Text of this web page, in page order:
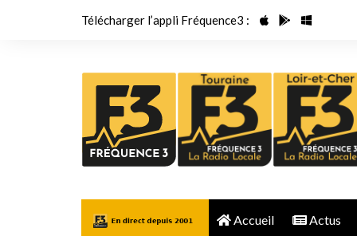
Télécharger l’appli Fréquence3 :
Accueil Actus